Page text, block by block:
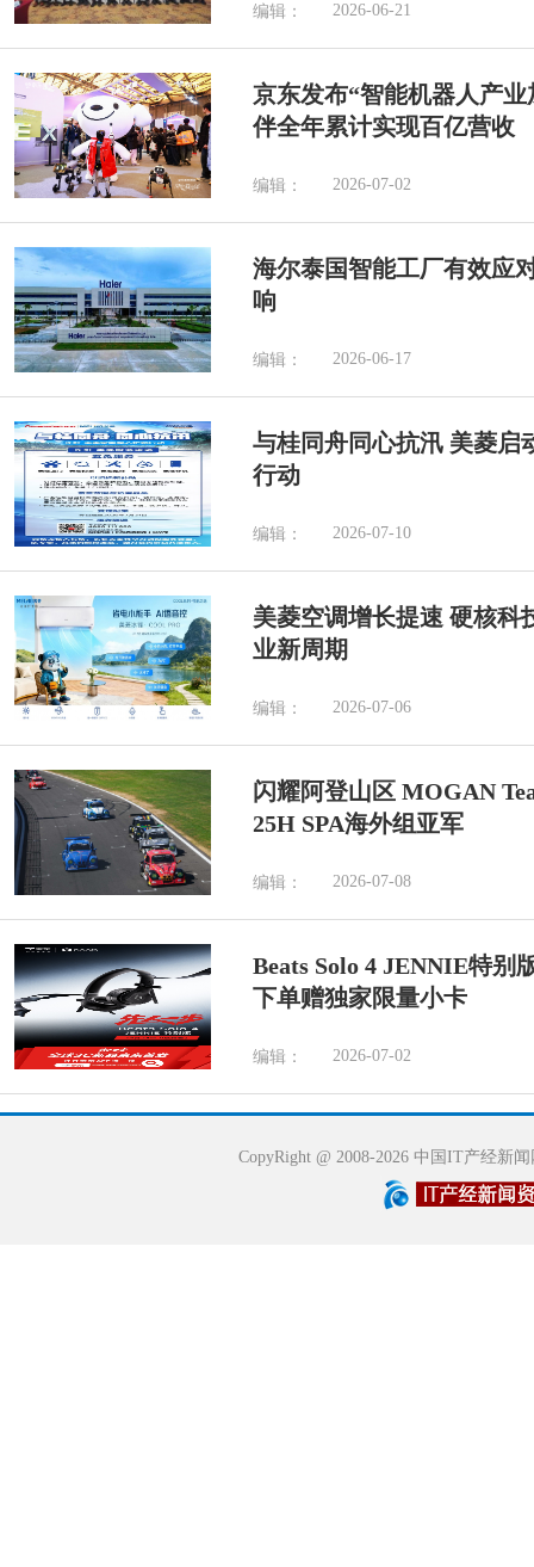
编辑： 2026-06-21
京东发布“智能机器人产
伴全年累计实现百亿营收
编辑： 2026-07-02
海尔泰国智能工厂有效应
响
编辑： 2026-06-17
与桂同舟同心抗汛 美菱启
行动
编辑： 2026-07-10
美菱空调增长提速 硬核科
业新周期
编辑： 2026-07-06
闪耀阿登山区 MOGAN
25H SPA海外组亚军
编辑： 2026-07-08
Beats Solo 4 JENNIE特别
下单赠独家限量小卡
编辑： 2026-07-02
CopyRight @ 2008-2026 中国IT产经新